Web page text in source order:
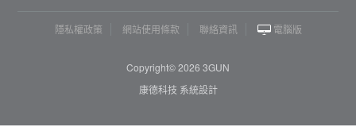
隱私權政策 網站使用條款 聯絡資訊 電腦版
Copyright© 2026 3GUN
康德科技 系統設計